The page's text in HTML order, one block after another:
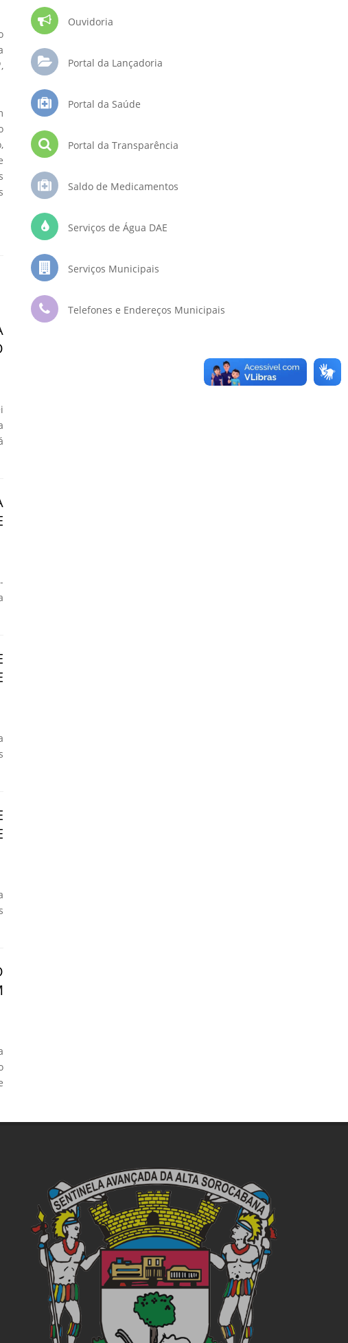
Ouvidoria
Portal da Lançadoria
Portal da Saúde
Portal da Transparência
Saldo de Medicamentos
Serviços de Água DAE
Serviços Municipais
Telefones e Endereços Municipais